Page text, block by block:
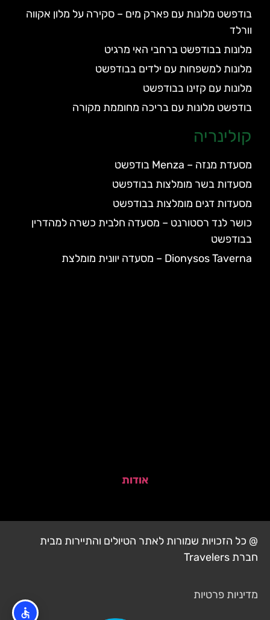
בודפשט מלונות עם פארק מים – סקירה על מלון אקווה
וורלד
מלונות בבודפשט ברחבי האי מרגיט
מלונות למשפחות עם ילדים בבודפשט
מלונות עם קזינו בבודפשט
בודפשט מלונות עם בריכה מחוממת מקורה
קולינריה
מסעדת מנזה – Menza בודפשט
מסעדות בשר מומלצות בבודפשט
מסעדות דגים מומלצות בבודפשט
כושר לנד רסטורנט – מסעדה חלבית כשרה למהדרין
בבודפשט
Dionysos Taverna – מסעדה יוונית מומלצת
אודות
@ כל הזכויות שמורות לאתר הטיולים והתיירות מבית
חברת Travelers
מדיניות פרטיות